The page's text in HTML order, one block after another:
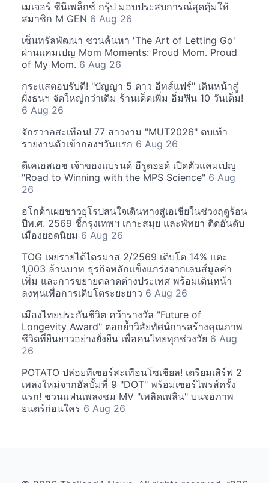
เมเจอร์ ซีนีเพล็กซ์ กรุ้ป มอบประสบการณ์สุดคุ้มให้
สมาชิก M GEN 6 Aug 26
เซ็นทรัลพัฒนา ชวนค้นหา 'The Art of Letting Go'
ผ่านแคมเปญ Mom Moments: Proud Mom. Proud
of My Mom. 6 Aug 26
กระแสตอบรับดี! "ปัญญา 5 ดาว อีทส์แฟร์" เดินหน้าสู่
ฝั่งธนฯ จัดใหญ่กว่าเดิม ร้านเด็ดเพิ่ม อิ่มฟิน 10 วันเต็ม!
6 Aug 26
จักรวาลสะเทือน! 77 สาวงาม "MUT2026" ตบเท้า
รายงานตัวเข้ากองฯวันแรก 6 Aug 26
ดีเคเอสเอช เจ้าของแบรนด์ ฮีรูดอยด์ เปิดตัวแคมเปญ
"Road to Winning with the MPS Science" 6 Aug
26
อโกด้าเผยชาวยุโรปสนใจเดินทางสู่เอเชียในช่วงฤดูร้อน
ปีพ.ศ. 2569 ชี้กรุงเทพฯ เกาะสมุย และพัทยา ติดอันดับ
เมืองยอดนิยม 6 Aug 26
TOG เผยรายได้ไตรมาส 2/2569 เติบโต 14% แตะ
1,003 ล้านบาท ธุรกิจหลักแข็งแกร่งจากเลนส์มูลค่า
เพิ่ม และการขยายตลาดต่างประเทศ พร้อมเดินหน้า
ลงทุนเพื่อการเติบโตระยะยาว 6 Aug 26
เมืองไทยประกันชีวิต คว้ารางวัล "Future of
Longevity Award" ตอกย้ำวิสัยทัศน์การสร้างคุณภาพ
ชีวิตที่ยืนยาวอย่างยั่งยืน เพื่อคนไทยทุกช่วงวัย 6 Aug
26
POTATO ปล่อยทีเซอร์สะเทือนโซเชียล! เตรียมเสิร์ฟ 2
เพลงใหม่จากอัลบั้มที่ 9 "DOT" พร้อมเซอร์ไพรส์ครั้ง
แรก! ชวนแฟนเพลงชม MV "เพลิดเพลิน" บนจอภาพ
ยนตร์ก่อนใคร 6 Aug 26